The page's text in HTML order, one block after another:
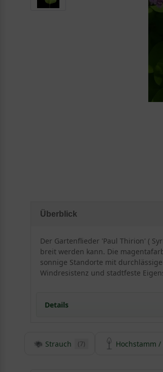
Überblick
Der Gartenflieder 'Paul Thirion' (
breit werden kann. Die
sonnige Standorte mit
Windresistenz und stadtfeste
Details
Magentafarbene Blüte beschert
Strauch (7) Hochstamm /